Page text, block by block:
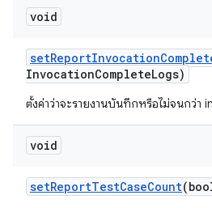
void
setReportInvocation
InvocationCompleteLogs)
ตั้งค่าว่าจะรายงานบันทึกหรือไม่จนกว่า
void
setReportTestCaseCount